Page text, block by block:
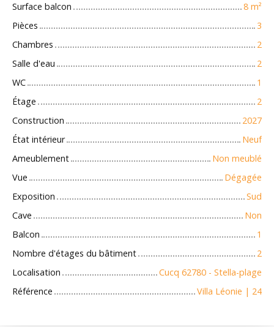
Surface balcon
8 m²
Pièces
3
Chambres
2
Salle d'eau
2
WC
1
Étage
2
Construction
2027
État intérieur
Neuf
Ameublement
Non meublé
Vue
Dégagée
Exposition
Sud
Cave
Non
Balcon
1
Nombre d'étages du bâtiment
2
Localisation
Cucq 62780 - Stella-plage
Référence
Villa Léonie | 24